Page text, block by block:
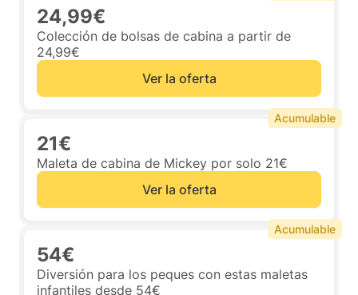
24,99€
Colección de bolsas de cabina a partir de
24,99€
Ver la oferta
21€
Maleta de cabina de Mickey por solo 21€
Ver la oferta
Acumulable
54€
Diversión para los peques con estas maletas
infantiles desde 54€
Acumulable